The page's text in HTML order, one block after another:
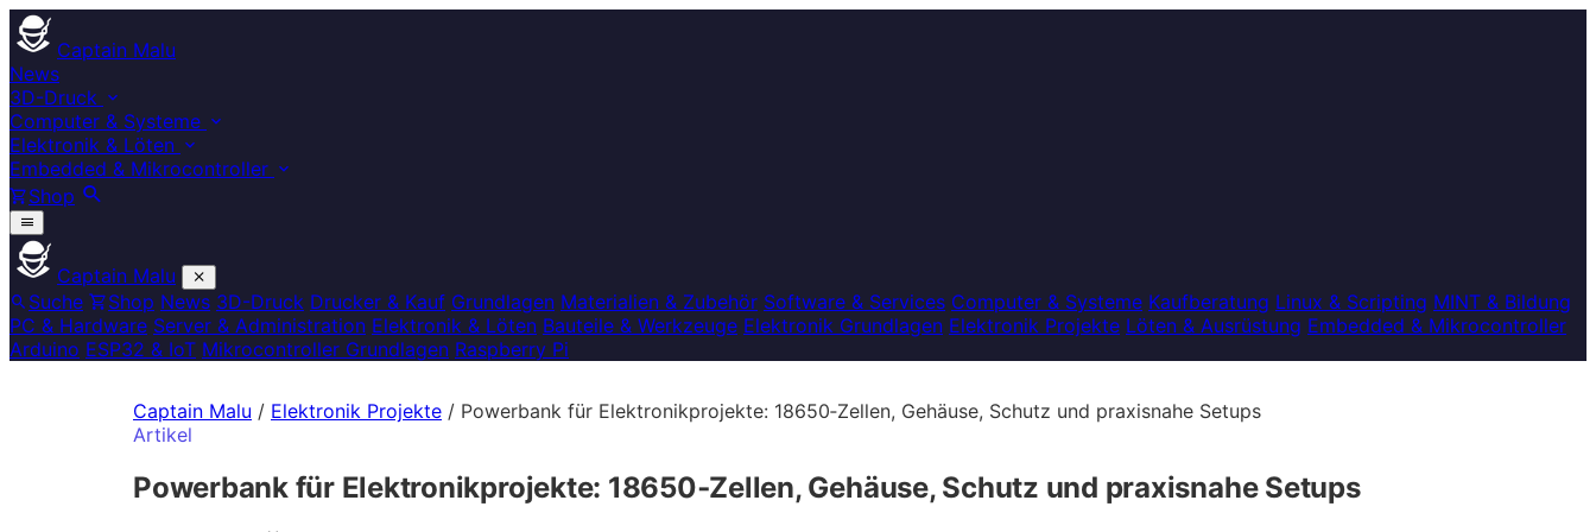
Captain Malu
News
3D-Druck
Computer & Systeme
Elektronik & Löten
Embedded & Mikrocontroller
Shop
Captain Malu
Suche
Shop News 3D-Druck Drucker & Kauf Grundlagen Materialien & Zubehör Software & Services Computer & Systeme Kaufberatung Linux & Scripting MINT & Bildung
PC & Hardware Server & Administration Elektronik & Löten Bauteile & Werkzeuge Elektronik Grundlagen Elektronik Projekte Löten & Ausrüstung Embedded & Mikrocontroller
Arduino ESP32 & IoT Mikrocontroller Grundlagen Raspberry Pi
Captain Malu / Elektronik Projekte / Powerbank für Elektronikprojekte: 18650‑Zellen, Gehäuse, Schutz und praxisnahe Setups
Artikel
Powerbank für Elektronikprojekte: 18650‑Zellen, Gehäuse, Schutz und praxisnahe Setups